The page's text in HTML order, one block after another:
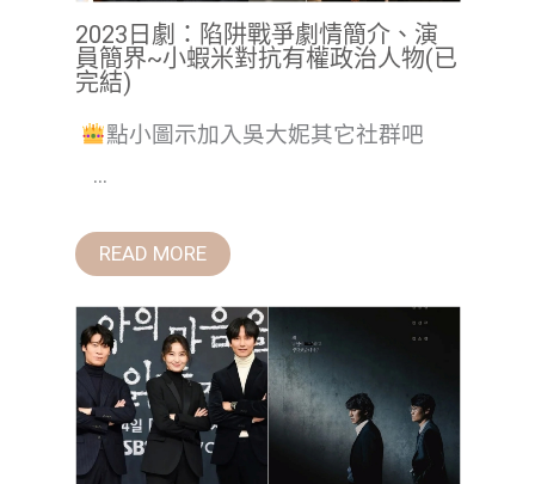
2023日劇：陷阱戰爭劇情簡介、演
員簡界~小蝦米對抗有權政治人物(已
完結)
點小圖示加入吳大妮其它社群吧
...
READ MORE